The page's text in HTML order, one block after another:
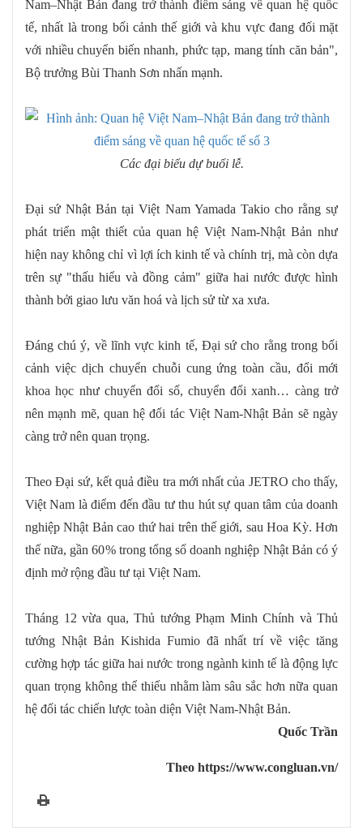
Nam–Nhật Bản đang trở thành điểm sáng về quan hệ quốc
tế, nhất là trong bối cảnh thế giới và khu vực đang đối mặt
với nhiều chuyển biến nhanh, phức tạp, mang tính căn bản",
Bộ trưởng Bùi Thanh Sơn nhấn mạnh.
Các đại biểu dự buổi lễ.
Đại sứ Nhật Bản tại Việt Nam Yamada Takio cho rằng sự
phát triển mật thiết của quan hệ Việt Nam-Nhật Bản như
hiện nay không chỉ vì lợi ích kinh tế và chính trị, mà còn dựa
trên sự "thấu hiểu và đồng cảm" giữa hai nước được hình
thành bởi giao lưu văn hoá và lịch sử từ xa xưa.
Đáng chú ý, về lĩnh vực kinh tế, Đại sứ cho rằng trong bối
cảnh việc dịch chuyển chuỗi cung ứng toàn cầu, đổi mới
khoa học như chuyển đổi số, chuyển đổi xanh… càng trở
nên mạnh mẽ, quan hệ đối tác Việt Nam-Nhật Bản sẽ ngày
càng trở nên quan trọng.
Theo Đại sứ, kết quả điều tra mới nhất của JETRO cho thấy,
Việt Nam là điểm đến đầu tư thu hút sự quan tâm của doanh
nghiệp Nhật Bản cao thứ hai trên thế giới, sau Hoa Kỳ. Hơn
thế nữa, gần 60% trong tổng số doanh nghiệp Nhật Bản có ý
định mở rộng đầu tư tại Việt Nam.
Tháng 12 vừa qua, Thủ tướng Phạm Minh Chính và Thủ
tướng Nhật Bản Kishida Fumio đã nhất trí về việc tăng
cường hợp tác giữa hai nước trong ngành kinh tế là động lực
quan trọng không thể thiếu nhằm làm sâu sắc hơn nữa quan
hệ đối tác chiến lược toàn diện Việt Nam-Nhật Bản.
Quốc Trần
Theo https://www.congluan.vn/